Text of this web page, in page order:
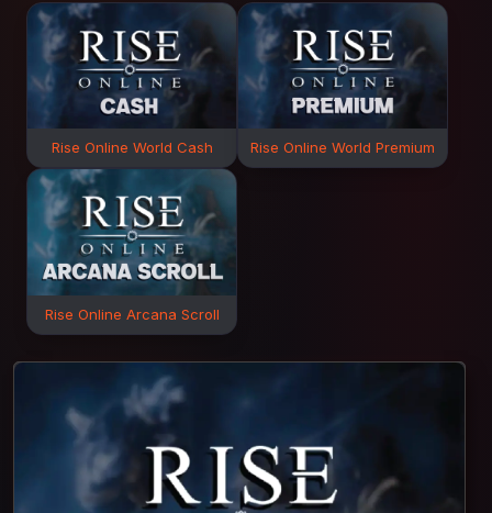
Rise Online World Cash Rise Online World Premium
Rise Online Arcana Scroll